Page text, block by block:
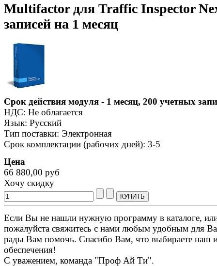
Multifactor для Traffic Inspector
записей на 1 месяц
Срок действия модуля - 1 месяц, 200 учетных
НДС: Не облагается
Язык: Русский
Тип поставки: Электронная
Срок комплектации (рабочих дней): 3-5
Цена
66 880,00 руб
Хочу скидку
Если Вы не нашли нужную программу в каталоге,
пожалуйста свяжитесь с нами любым удобным для
рады Вам помочь. Спасибо Вам, что выбираете наш
обеспечения!
С уважением, команда "Проф Ай Ти".